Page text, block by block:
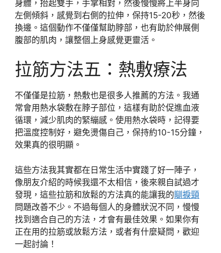
身體，抬起雙手，手掌相對，然後慢慢將上半身向
左側傾斜，感覺到右側的拉伸，保持15-20秒，然後
換邊。這個動作不僅僅幫助脖部，也有助於伸展側
腹部的肌肉，讓整個上身感覺更靈活。
拉筋方法五：熱敷療法
不僅僅是拉筋，熱敷也是很多人推薦的方法。我通
常會用熱水袋敷在脖子部位，這樣有助於促進血液
循環，減少肌肉的緊繃感。使用熱水袋時，記得要
把溫度控制好，避免燙傷自己，保持約10-15分鐘，
效果真的很明顯。
這些方法我其實都在日常生活中實踐了好一陣子，
像朋友介紹的時候我還不太相信，後來親自試過才
發現，這些拉筋和放鬆的方法真的能讓我的瞓捩頸
問題改善不少。不過每個人的身體狀況不同，慢慢
找到適合自己的方法，才會有最佳效果。如果你有
正在用的拉筋或放鬆方法，或者有什麼疑問，歡迎
一起討論！